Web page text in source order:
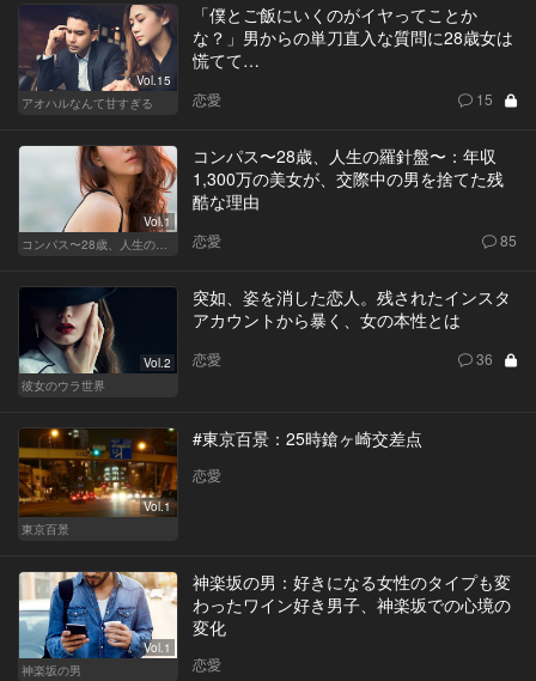
Vol.15
アオハルなんて甘すぎる
「僕とご飯にいくのがイヤってことか
な？」男からの単刀直入な質問に28歳女は
慌てて…
恋愛 15
Vol.1
コンパス〜28歳、人生の羅針盤〜：年収
1,300万の美女が、交際中の男を捨てた残
酷な理由
恋愛 85
Vol.2
彼女のウラ世界
突如、姿を消した恋人。残されたインスタ
アカウントから暴く、女の本性とは
恋愛 36
Vol.1
東京百景
#東京百景：25時鎗ヶ崎交差点
恋愛
Vol.1
神楽坂の男
神楽坂の男：好きになる女性のタイプも変
わったワイン好き男子、神楽坂での心境の
変化
恋愛